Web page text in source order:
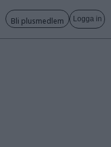
Bli plusmedlem Logga in